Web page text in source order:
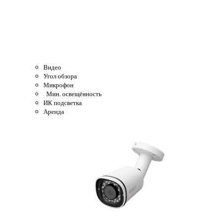
Видео
Угол обзора
Микрофон
Мин. освещённость
ИК подсветка
Аренда